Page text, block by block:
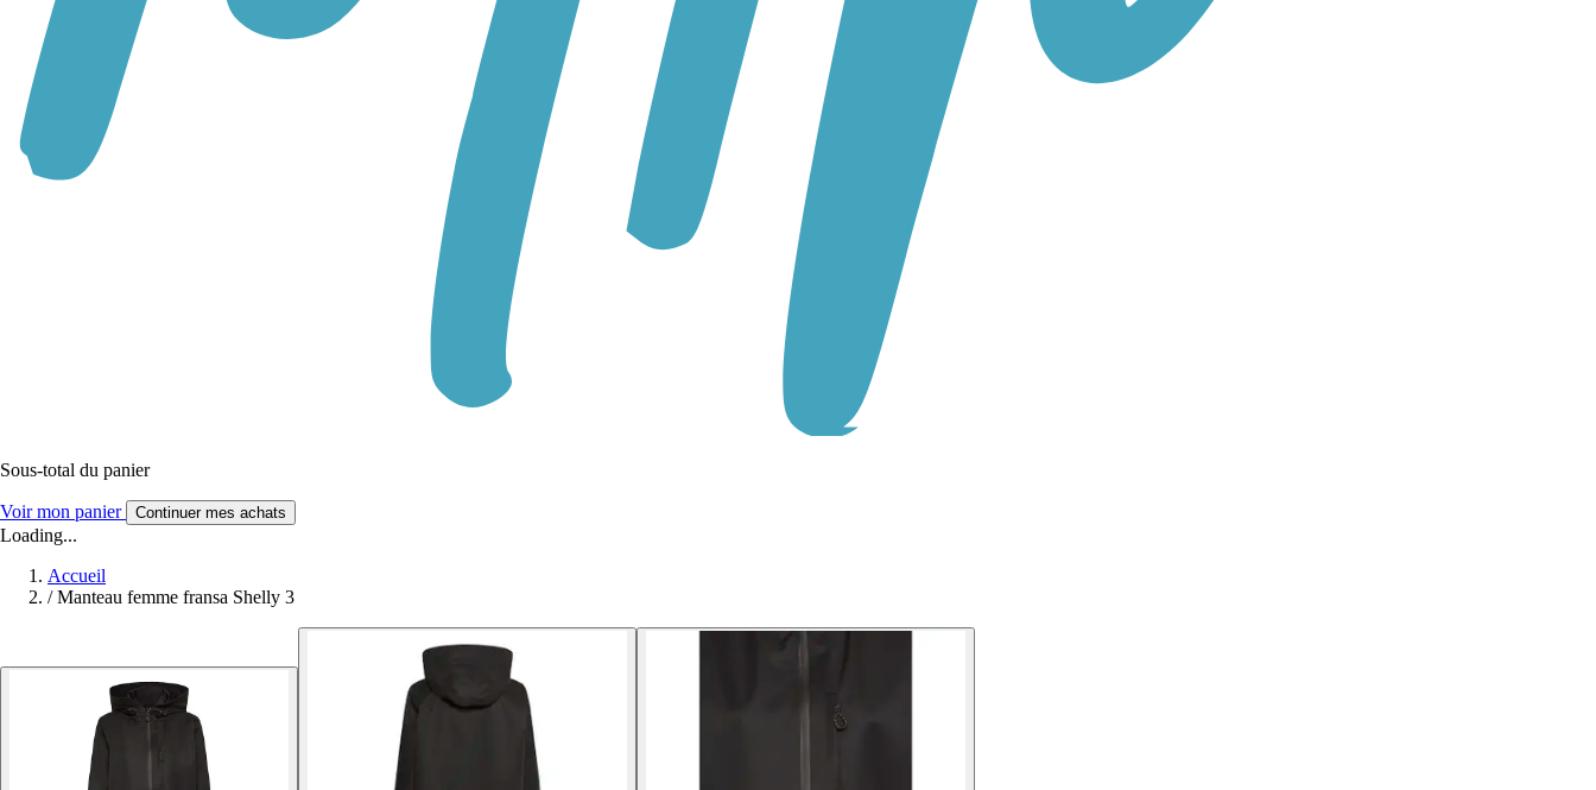
Sous-total du panier
Voir mon panier Continuer mes achats
Loading...
Accueil
/ Manteau femme fransa Shelly 3